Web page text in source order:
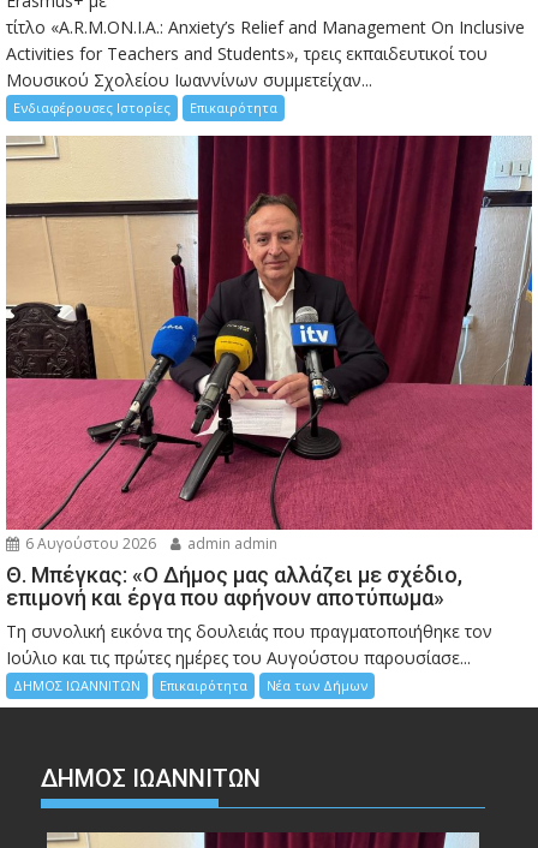
τίτλο «A.R.M.ON.I.A.: Anxiety’s Relief and Management On Inclusive
Activities for Teachers and Students», τρεις εκπαιδευτικοί του
Μουσικού Σχολείου Ιωαννίνων συμμετείχαν...
Ενδιαφέρουσες Ιστορίες Επικαιρότητα
6 Αυγούστου 2026 admin admin
Θ. Μπέγκας: «Ο Δήμος μας αλλάζει με σχέδιο,
επιμονή και έργα που αφήνουν αποτύπωμα»
Τη συνολική εικόνα της δουλειάς που πραγματοποιήθηκε τον
Ιούλιο και τις πρώτες ημέρες του Αυγούστου παρουσίασε...
ΔΗΜΟΣ ΙΩΑΝΝΙΤΩΝ Επικαιρότητα Νέα των Δήμων
ΔΗΜΟΣ ΙΩΑΝΝΙΤΩΝ